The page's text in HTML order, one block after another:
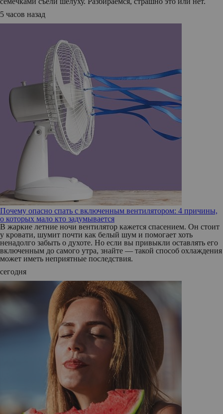
5 часов назад
Почему опасно спать с включенным вентилятором: 4 причины,
о которых мало кто задумывается
В жаркие летние ночи вентилятор кажется спасением. Он стоит
у кровати, шумит почти как белый шум и помогает хоть
ненадолго забыть о духоте. Но если вы привыкли оставлять его
включенным до самого утра, знайте — такой способ охлаждения
может иметь неприятные последствия.
сегодня